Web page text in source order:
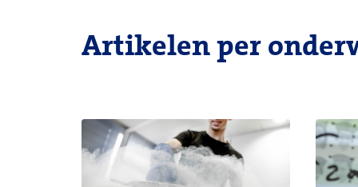
Artikelen per